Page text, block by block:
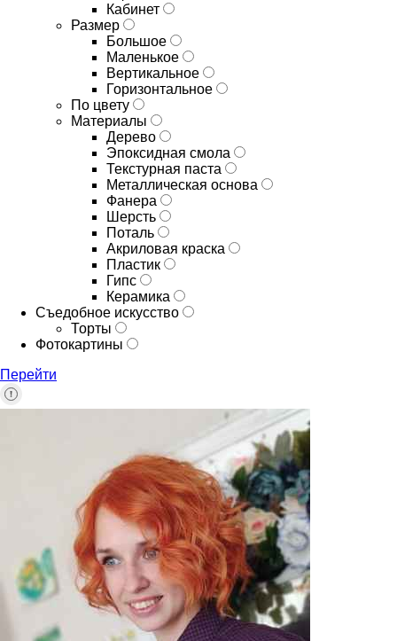
Кабинет
Размер
Большое
Маленькое
Вертикальное
Горизонтальное
По цвету
Материалы
Дерево
Эпоксидная смола
Текстурная паста
Металлическая основа
Фанера
Шерсть
Поталь
Акриловая краска
Пластик
Гипс
Керамика
Съедобное искусство
Торты
Фотокартины
Перейти